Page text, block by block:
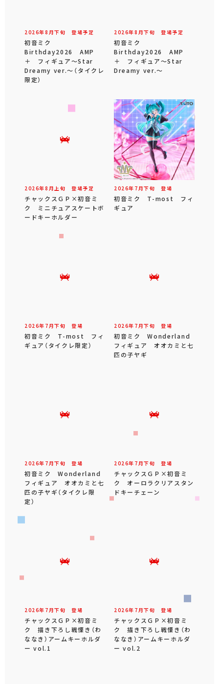
2026年8 月下旬 登場予定
初音ミク
Birthday2026 AMP
＋ フィギュア～Star
Dreamy ver.～（タイクレ
限定）
2026年8 月下旬 登場予定
初音ミク
Birthday2026 AMP
＋ フィギュア～Star
Dreamy ver.～
2026年8 月 上旬 登場予定
チャックスＧＰ×初音ミ
ク ミニチュアスケートボ
ードキーホルダー
2026年 7 月下旬 登場
初音ミク T-most フィ
ギュア
2026年 7 月下旬 登場
初音ミク T-most フィ
ギュア（タイクレ限定）
2026年 7 月下旬 登場
初音ミク Wonderland
フィギュア オオカミと七
匹の子ヤギ
2026年 7 月下旬 登場
初音ミク Wonderland
フィギュア オオカミと七
匹の子ヤギ（タイクレ限
定）
2026年 7 月下旬 登場
チャックスＧＰ×初音ミ
ク オーロラクリアスタン
ドキーチェーン
2026年 7 月下旬 登場
チャックスＧＰ×初音ミ
ク 描き下ろし戦慄き（わ
ななき）アームキーホルダ
ー vol.1
2026年 7 月下旬 登場
チャックスＧＰ×初音ミ
ク 描き下ろし戦慄き（わ
ななき）アームキーホルダ
ー vol.2